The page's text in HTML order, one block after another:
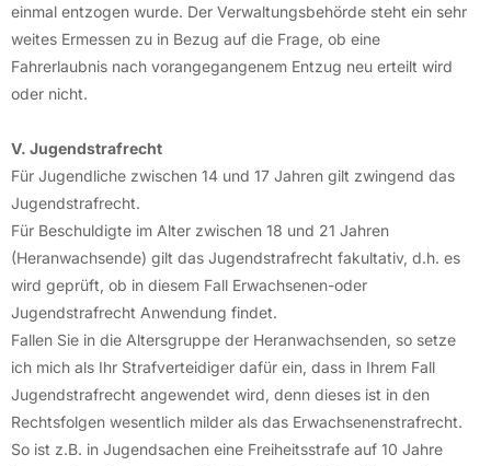
einmal entzogen wurde. Der Verwaltungsbehörde steht ein sehr
weites Ermessen zu in Bezug auf die Frage, ob eine
Fahrerlaubnis nach vorangegangenem Entzug neu erteilt wird
oder nicht.
V. Jugendstrafrecht
Für Jugendliche zwischen 14 und 17 Jahren gilt zwingend das
Jugendstrafrecht.
Für Beschuldigte im Alter zwischen 18 und 21 Jahren
(Heranwachsende) gilt das Jugendstrafrecht fakultativ, d.h. es
wird geprüft, ob in diesem Fall Erwachsenen-oder
Jugendstrafrecht Anwendung findet.
Fallen Sie in die Altersgruppe der Heranwachsenden, so setze
ich mich als Ihr Strafverteidiger dafür ein, dass in Ihrem Fall
Jugendstrafrecht angewendet wird, denn dieses ist in den
Rechtsfolgen wesentlich milder als das Erwachsenenstrafrecht.
So ist z.B. in Jugendsachen eine Freiheitsstrafe auf 10 Jahre